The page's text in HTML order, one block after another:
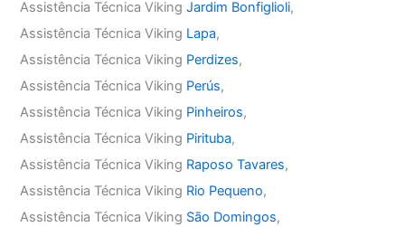
Assistência Técnica VikingJardim Bonfiglioli,
Assistência Técnica Viking Lapa,
Assistência Técnica Viking Perdizes,
Assistência Técnica Viking Perús,
Assistência Técnica Viking Pinheiros,
Assistência Técnica Viking Pirituba,
Assistência Técnica Viking Raposo Tavares,
Assistência Técnica Viking Rio Pequeno,
Assistência Técnica Viking São Domingos,